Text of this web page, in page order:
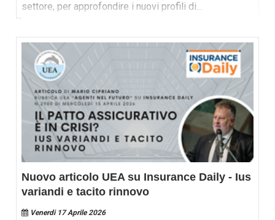
settore, per approfondire i nuovi profili di...
Nuovo articolo UEA su Insurance Daily - Ius
variandi e tacito rinnovo
Venerdi 17 Aprile 2026